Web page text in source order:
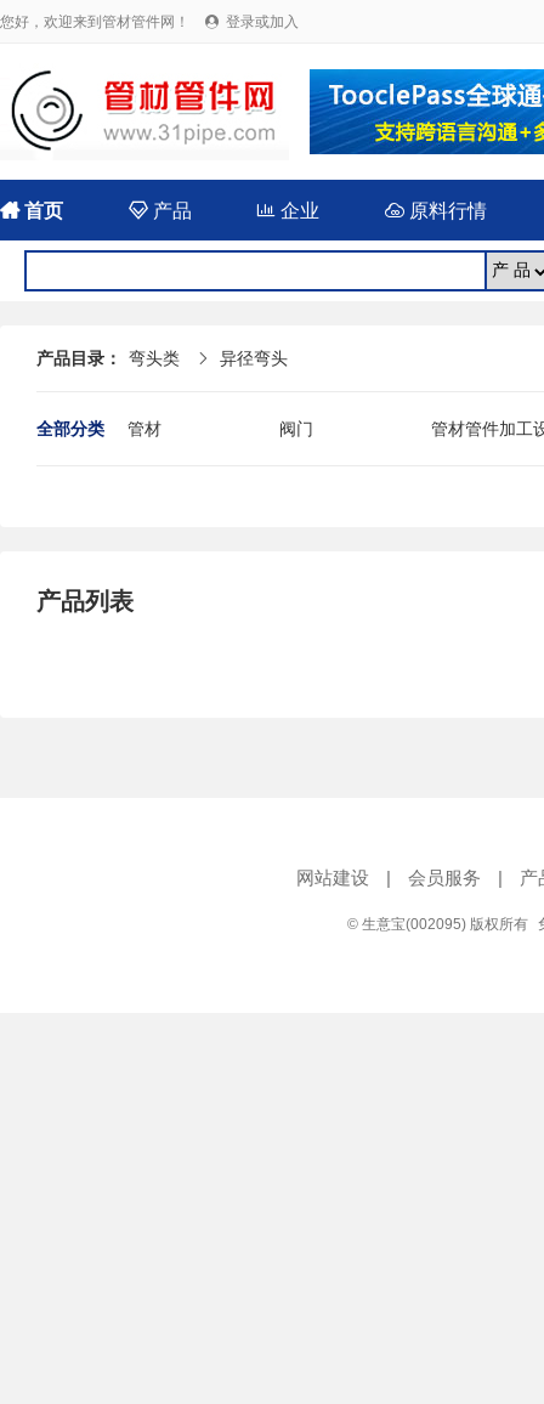
您好，欢迎来到管材管件网！  登录或加入
首页 产品  企业 原料行情
产品目录： 弯头类  异径弯头
全部分类 管材 阀门
管材管件加工
产品列表
网站建设 | 会员服务 | 产
© 生意宝(002095) 版权所有